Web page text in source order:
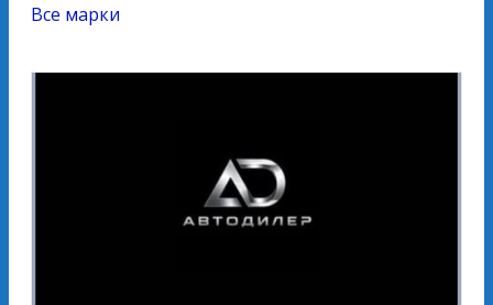
Все марки